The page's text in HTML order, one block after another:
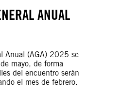
ANUAL
Anual (AGA) 2025 se
mayo, de forma
del encuentro serán
el mes de febrero.